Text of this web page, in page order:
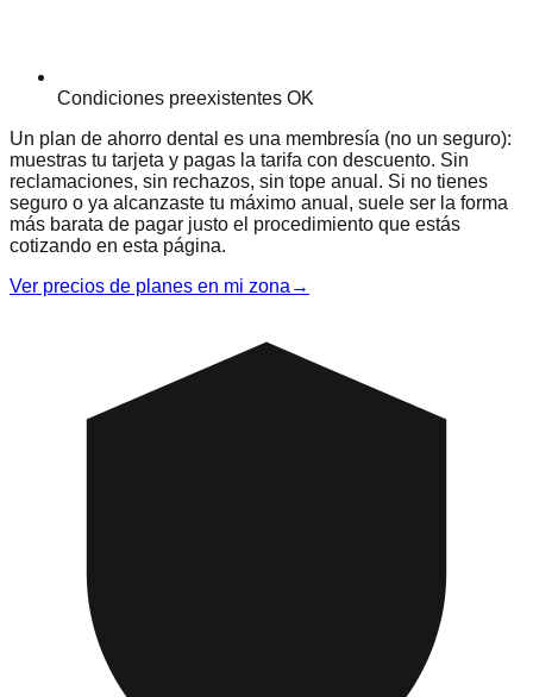
Condiciones preexistentes OK
Un plan de ahorro dental es una membresía (no un seguro):
muestras tu tarjeta y pagas la tarifa con descuento. Sin
reclamaciones, sin rechazos, sin tope anual. Si no tienes
seguro o ya alcanzaste tu máximo anual, suele ser la forma
más barata de pagar justo el procedimiento que estás
cotizando en esta página.
Ver precios de planes en mi zona →